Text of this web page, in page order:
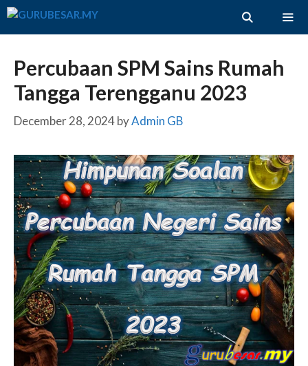
Skip
Percubaan SPM Sains Rumah
Tangga Terengganu 2023
December 28, 2024byAdmin GB